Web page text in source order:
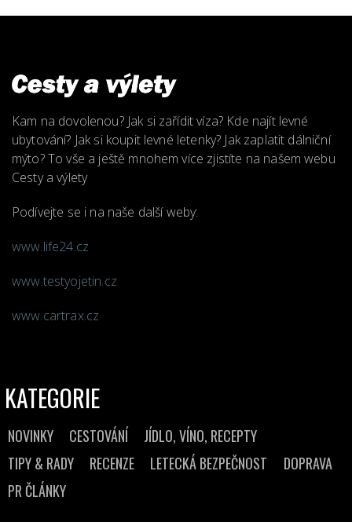
Kam na dovolenou? Jak si zařídit víza? Kde najít levné
ubytování? Jak si koupit levné letenky? Jak zaplatit dálniční
mýto? To vše a ještě mnohem více zjistíte na našem webu
Cesty a výlety
Podívejte se i na naše další weby:
www.life24.cz
www.testyojetin.cz
www.cartrax.cz
KATEGORIE
NOVINKY CESTOVÁNÍ
JÍDLO, VÍNO, RECEPTY
TIPY & RADY
RECENZE LETECKÁ BEZPEČNOST
DOPRAVA
PR ČLÁNKY